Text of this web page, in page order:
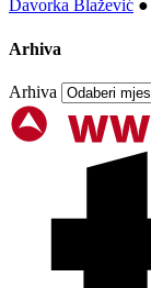
Davorka Blažević ●
Arhiva
Arhiva